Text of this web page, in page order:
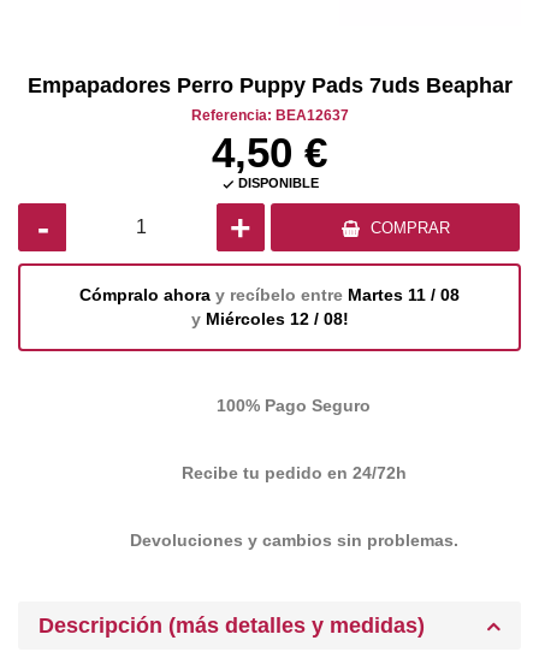
Empapadores Perro Puppy Pads 7uds Beaphar
Referencia: BEA12637
4,50 €
 DISPONIBLE
- + COMPRAR
Cómpralo ahora y recíbelo entre Martes 11 / 08
y Miércoles 12 / 08!
100% Pago Seguro
Recibe tu pedido en 24/72h
Devoluciones y cambios sin problemas.
Descripción (más detalles y medidas)